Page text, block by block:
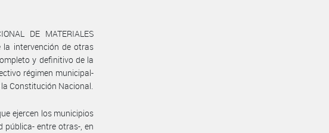
DE MATERIALES
la intervención de otras
y definitivo de la
régimen municipal-
Constitución Nacional.
ejercen los municipios
pública- entre otras-, en